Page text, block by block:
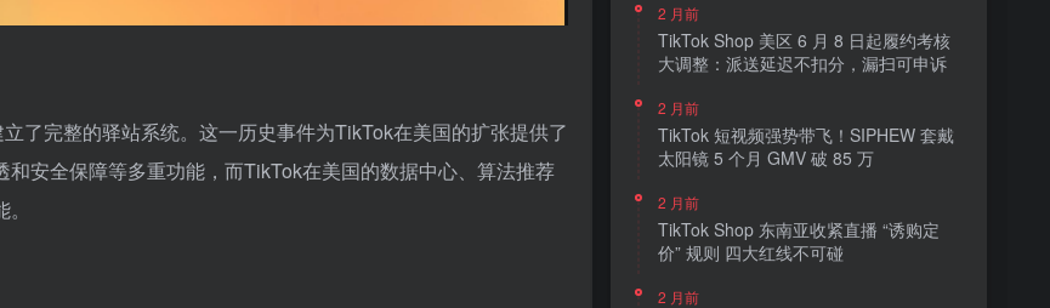
了完整的驿站系统。这一历史事件为TikTok在美国的扩张提供了
安全保障等多重功能，而TikTok在美国的数据中心、算法推荐
2 月前
TikTok Shop 美区 6 月 8 日起履约考核
大调整：派送延迟不扣分，漏扫可申诉
2 月前
TikTok 短视频强势带飞！SIPHEW 套戴
太阳镜 5 个月 GMV 破 85 万
2 月前
TikTok Shop 东南亚收紧直播 “诱购定
价” 规则 四大红线不可碰
2 月前